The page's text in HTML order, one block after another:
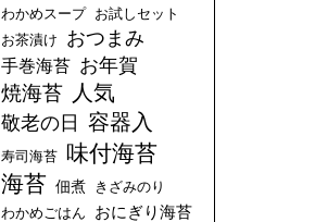
わかめスープ お試しセット
お茶漬け
おつまみ
手巻海苔 お年賀
焼海苔 人気
敬老の日 容器入
寿司海苔 味付海苔
海苔 佃煮
きざみのり
わかめごはん
おにぎり海苔